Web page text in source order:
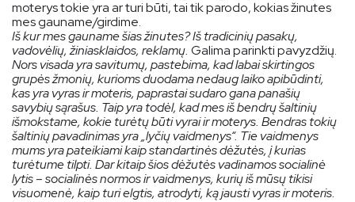
moterys tokie yra ar turi būti, tai tik parodo, kokias žinutes
mes gauname/girdime.
Iš kur mes gauname šias žinutes? Iš tradicinių pasakų,
vadovėlių, žiniasklaidos, reklamų. Galima parinkti pavyzdžių.
Nors visada yra savitumų, pastebima, kad labai skirtingos
grupės žmonių, kurioms duodama nedaug laiko apibūdinti,
kas yra vyras ir moteris, paprastai sudaro gana panašių
savybių sąrašus. Taip yra todėl, kad mes iš bendrų šaltinių
išmokstame, kokie turėtų būti vyrai ir moterys. Bendras tokių
šaltinių pavadinimas yra „lyčių vaidmenys“. Tie vaidmenys
mums yra pateikiami kaip standartinės dėžutės, į kurias
turėtume tilpti. Dar kitaip šios dėžutės vadinamos socialinė
lytis – socialinės normos ir vaidmenys, kurių iš mūsų tikisi
visuomenė, kaip turi elgtis, atrodyti, ką jausti vyras ir moteris.